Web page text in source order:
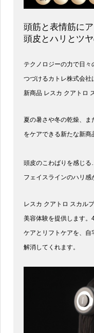
頭筋と表情筋に
頭皮とハリとツヤ
テクノロジーの力で日々
つづけるカトレ株式会社
新商品 レスカ クアトロ
夏の暑さや冬の乾燥、ま
をケアできる新たな新商
頭皮のこわばりを感じ
フェイスラインのハリ
レスカ クアトロ スカル
美容体験を提供します
ケアとリフトケアを、自
解消してくれます。